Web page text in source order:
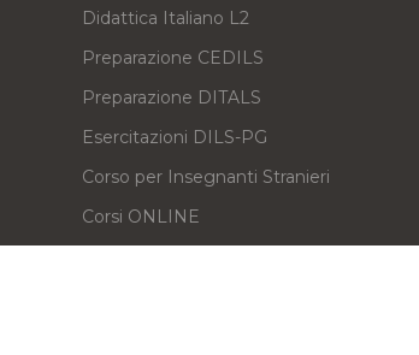
Didattica Italiano L2
Preparazione CEDILS
Preparazione DITALS
Esercitazioni DILS-PG
Corso per Insegnanti Stranieri
Corsi ONLINE